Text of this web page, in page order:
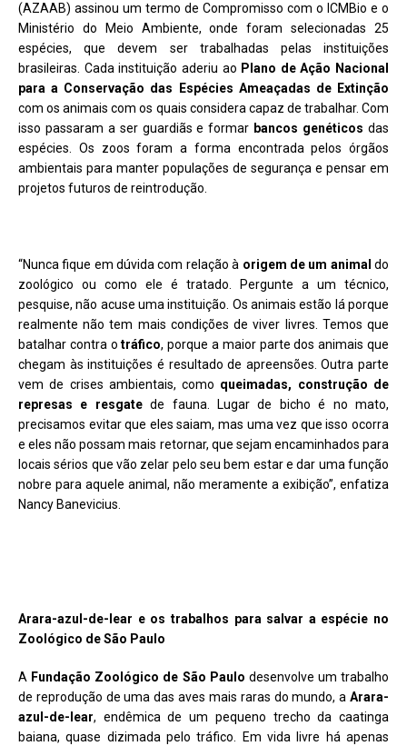
(AZAAB) assinou um termo de Compromisso com o ICMBio e o
Ministério do Meio Ambiente, onde foram selecionadas 25
espécies, que devem ser trabalhadas pelas instituições
brasileiras. Cada instituição aderiu ao Plano de Ação Nacional
para a Conservação das Espécies Ameaçadas de Extinção
com os animais com os quais considera capaz de trabalhar. Com
isso passaram a ser guardiãs e formar bancos genéticos das
espécies. Os zoos foram a forma encontrada pelos órgãos
ambientais para manter populações de segurança e pensar em
projetos futuros de reintrodução.
“Nunca fique em dúvida com relação à origem de um animal do
zoológico ou como ele é tratado. Pergunte a um técnico,
pesquise, não acuse uma instituição. Os animais estão lá porque
realmente não tem mais condições de viver livres. Temos que
batalhar contra otráfico, porque a maior parte dos animais que
chegam às instituições é resultado de apreensões. Outra parte
vem de crises ambientais, como queimadas, construção de
represas e resgatede fauna. Lugar de bicho é no mato,
precisamos evitar que eles saiam, mas uma vez que isso ocorra
e eles não possam mais retornar, que sejam encaminhados para
locais sérios que vão zelar pelo seu bem estar e dar uma função
nobre para aquele animal, não meramente a exibição”, enfatiza
Nancy Banevicius.
Arara-azul-de-lear e os trabalhos para salvar a espécie no
Zoológico de São Paulo
A Fundação Zoológico de São Paulo desenvolve um trabalho
de reprodução de uma das aves mais raras do mundo, a Arara-
azul-de-lear, endêmica de um pequeno trecho da caatinga
baiana, quase dizimada pelo tráfico. Em vida livre há apenas